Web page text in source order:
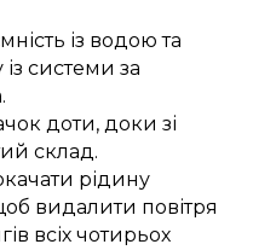
із водою та
системи за
доти, доки зі
склад.
рідину
видалити повітря
всіх чотирьох